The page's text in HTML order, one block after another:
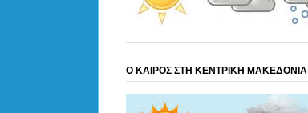
Ο ΚΑΙΡΟΣ ΣΤΗ ΚΕΝΤΡΙΚΗ ΜΑΚΕΔΟΝΙΑ